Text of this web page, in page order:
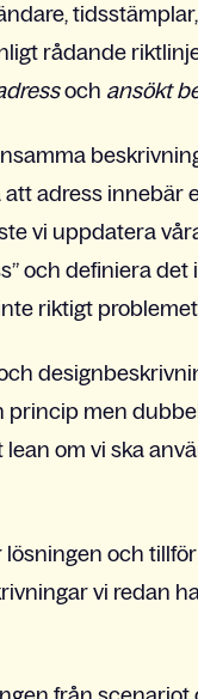
rådande
och ansökt
adress innebär
vi uppdatera
och definiera
riktigt
princip men
om vi ska
och
vi redan